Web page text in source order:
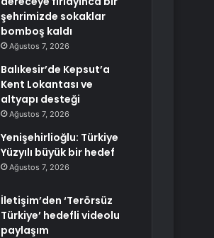
şehrimizde sokaklar
bomboş kaldı
Ağustos 7, 2026
Balıkesir’de Kepsut’a
Kent Lokantası ve
altyapı desteği
Ağustos 7, 2026
Yenişehirlioğlu: Türkiye
Yüzyılı büyük bir hedef
Ağustos 7, 2026
İletişim’den ‘Terörsüz
Türkiye’ hedefli videolu
paylaşım